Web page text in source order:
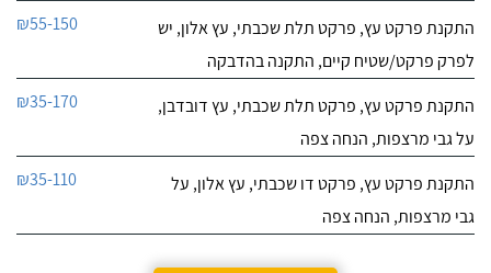
התקנת פרקט עץ, פרקט תלת שכבתי, עץ אלון, יש
לפרק פרקט/שטיח קיים, התקנה בהדבקה
₪55-150
התקנת פרקט עץ, פרקט תלת שכבתי, עץ דובדבן,
על גבי מרצפות, הנחה צפה
₪35-170
התקנת פרקט עץ, פרקט דו שכבתי, עץ אלון, על
גבי מרצפות, הנחה צפה
₪35-110